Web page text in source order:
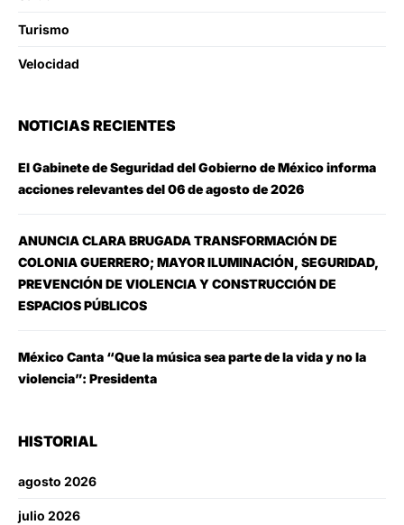
Turismo
Velocidad
NOTICIAS RECIENTES
El Gabinete de Seguridad del Gobierno de México informa
acciones relevantes del 06 de agosto de 2026
ANUNCIA CLARA BRUGADA TRANSFORMACIÓN DE
COLONIA GUERRERO; MAYOR ILUMINACIÓN, SEGURIDAD,
PREVENCIÓN DE VIOLENCIA Y CONSTRUCCIÓN DE
ESPACIOS PÚBLICOS
México Canta “Que la música sea parte de la vida y no la
violencia”: Presidenta
HISTORIAL
agosto 2026
julio 2026